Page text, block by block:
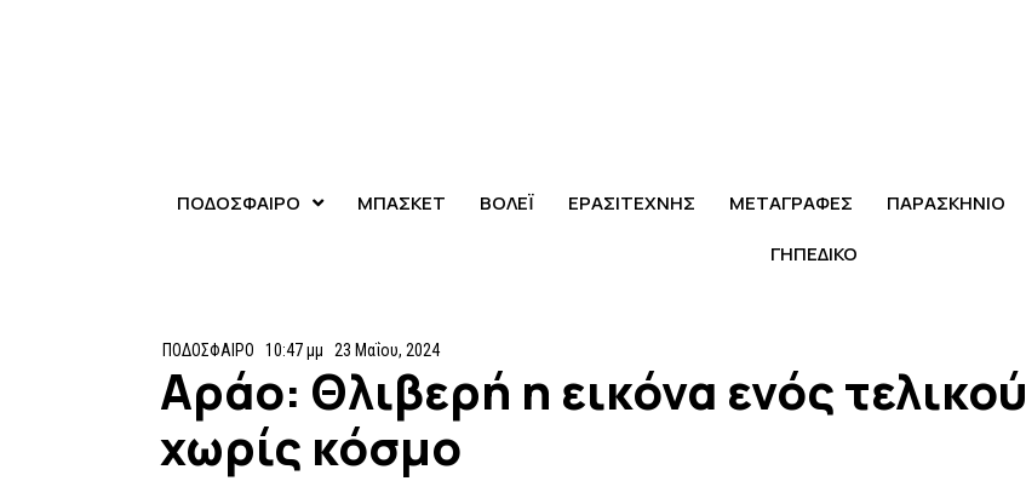
ΠΟΔΟΣΦΑΙΡΟ ΜΠΑΣΚΕΤ ΒΟΛΕΪ ΕΡΑΣΙΤΕΧΝΗΣ ΜΕΤΑΓΡΑΦΕΣ ΠΑΡΑΣΚΗΝΙΟ
ΓΗΠΕΔΙΚΟ
ΠΟΔΟΣΦΑΙΡΟ 10:47 μμ 23 Μαΐου, 2024
Αράο: Θλιβερή η εικόνα ενός τελικού
χωρίς κόσμο